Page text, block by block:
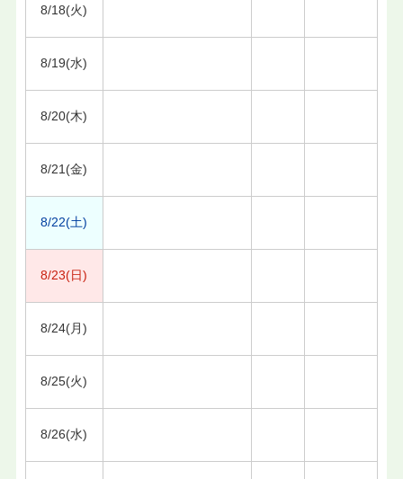
8/18(火)
8/19(水)
8/20(木)
8/21(金)
8/22(土)
8/23(日)
8/24(月)
8/25(火)
8/26(水)